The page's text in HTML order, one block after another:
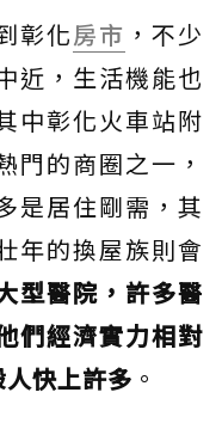
彰化房市 ，不少
近，生活機能也
中彰化火車站附
門的商圈之一，
是居住剛需，其
年的換屋族則會
型醫院，許多醫
們經濟實力相對
快上許多 。